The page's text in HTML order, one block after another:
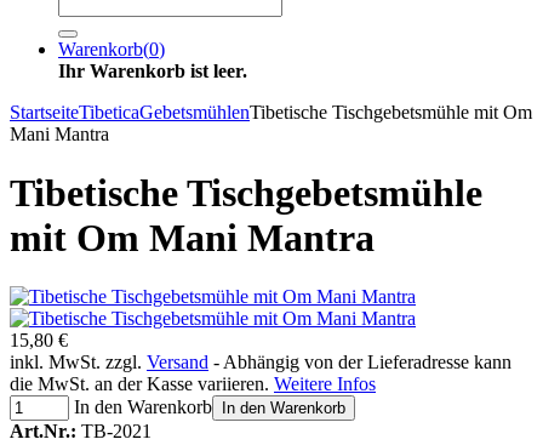
Warenkorb(0)
Ihr Warenkorb ist leer.
StartseiteTibeticaGebetsmühlenTibetische Tischgebetsmühle mit Om
Mani Mantra
Tibetische Tischgebetsmühle
mit Om Mani Mantra
15,80 €
inkl. MwSt. zzgl. Versand - Abhängig von der Lieferadresse kann
die MwSt. an der Kasse variieren. Weitere Infos
In den Warenkorb
In den Warenkorb
Art.Nr.: TB-2021